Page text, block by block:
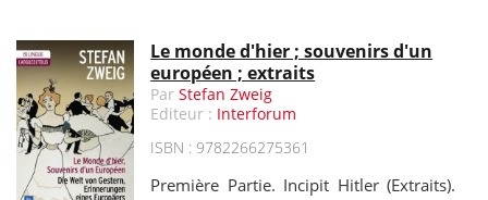
Le monde d'hier ; souvenirs d'un
européen ; extraits
ParStefan Zweig
Editeur : Interforum
ISBN : 9782266275361
Première Partie. Incipit Hitler (Extraits).